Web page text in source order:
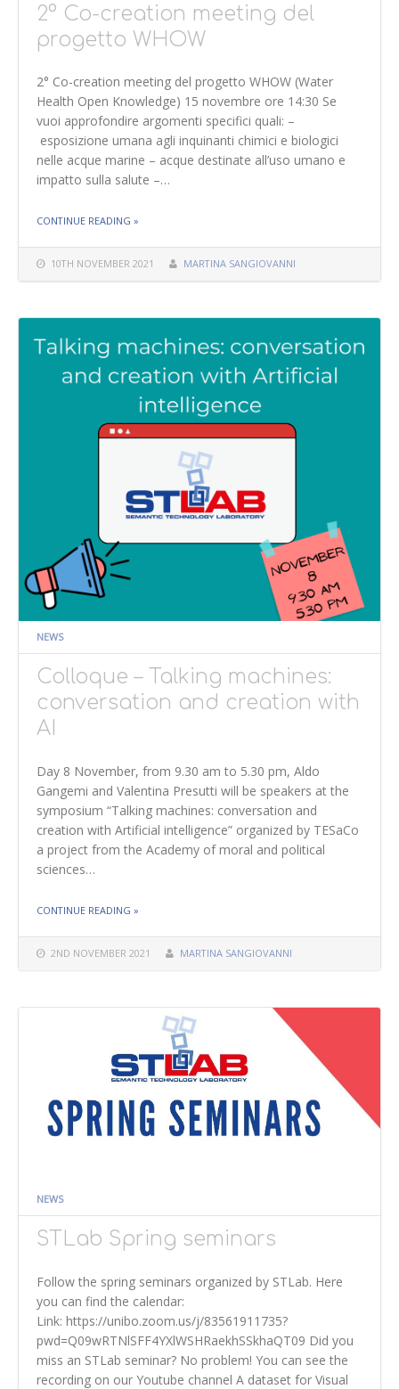
2° Co-creation meeting del
progetto WHOW
10TH NOVEMBER 2021 MARTINA SANGIOVANNI
2° Co-creation meeting del progetto WHOW (Water
Health Open Knowledge) 15 novembre ore 14:30 Se
vuoi approfondire argomenti specifici quali: –
esposizione umana agli inquinanti chimici e biologici
nelle acque marine – acque destinate all’uso umano e
impatto sulla salute –…
CONTINUE READING THE "2° CO-CREATION MEETING DEL PROGETTO
»
NEWS
Colloque – Talking machines:
conversation and creation with
AI
2ND NOVEMBER 2021 MARTINA SANGIOVANNI
Day 8 November, from 9.30 am to 5.30 pm, Aldo
Gangemi and Valentina Presutti will be speakers at the
symposium “Talking machines: conversation and
creation with Artificial intelligence” organized by TESaCo
a project from the Academy of moral and political
sciences…
CONTINUE READING THE "COLLOQUE – TALKING MACHINES:
»
NEWS
STLab Spring seminars
Follow the spring seminars organized by STLab. Here
you can find the calendar:
Link: https://unibo.zoom.us/j/83561911735?
pwd=Q09wRTNlSFF4YXlWSHRaekhSSkhaQT09 Did you
miss an STLab seminar? No problem! You can see the
recording on our Youtube channel A dataset for Visual